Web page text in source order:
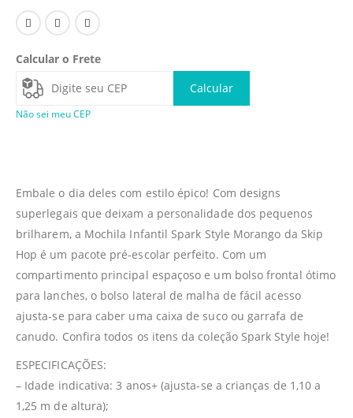
Calcular o Frete
Calcular
Não sei meu CEP
Embale o dia deles com estilo épico! Com designs
superlegais que deixam a personalidade dos pequenos
brilharem, a Mochila Infantil Spark Style Morango da Skip
Hop é um pacote pré-escolar perfeito. Com um
compartimento principal espaçoso e um bolso frontal ótimo
para lanches, o bolso lateral de malha de fácil acesso
ajusta-se para caber uma caixa de suco ou garrafa de
canudo. Confira todos os itens da coleção Spark Style hoje!
ESPECIFICAÇÕES:
– Idade indicativa: 3 anos+ (ajusta-se a crianças de 1,10 a
1,25 m de altura);